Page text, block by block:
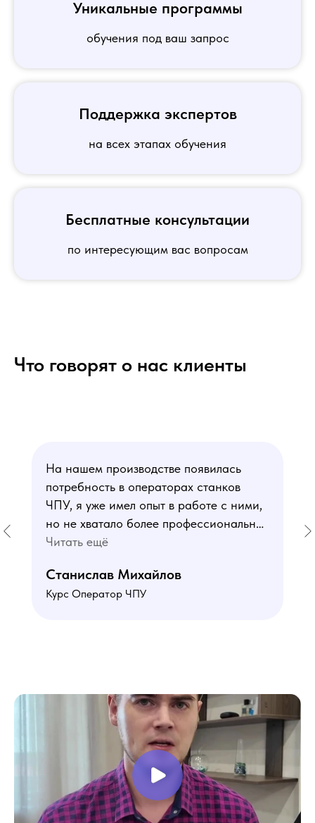
Уникальные программы
обучения под ваш запрос
Поддержка экспертов
на всех этапах обучения
Бесплатные консультации
по интересующим вас вопросам
Что говорят о нас клиенты
На нашем производстве появилась
потребность в операторах станков
ЧПУ, я уже имел опыт в работе с ними,
но не хватало более профессиональных
знаний. В курсе мне понравился блок
и программированию - это как раз то,
чего мне не хватало. Преподаватели
доволен, в работе всё пригодилось!
Читать ещё
Станислав Михайлов
Курс Оператор ЧПУ